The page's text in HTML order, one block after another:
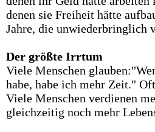
denen sie Freiheit hätte
Jahre, die unwiederbringlich
Der größte Irrtum
Viele Menschen
habe, habe ich mehr Zeit."
Viele Menschen verdienen
gleichzeitig noch mehr